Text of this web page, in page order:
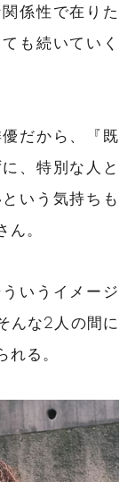
係性で在りた
も続いていく
だから、『既
、特別な人と
いう気持ちも
。
いうイメージ
んな2人の間に
る。